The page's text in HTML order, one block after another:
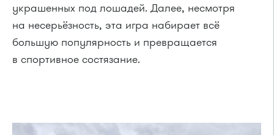
украшенных под лошадей. Далее, несмотря
на несерьёзность, эта игра набирает всё
большую популярность и превращается
в спортивное состязание.